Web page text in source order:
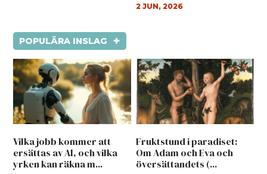
2 JUN, 2026
POPULÄRA INSLAG +
Vilka jobb kommer att
ersättas av AI, och vilka
yrken kan räkna m...
Fruktstund i paradiset:
Om Adam och Eva och
översättandets (...